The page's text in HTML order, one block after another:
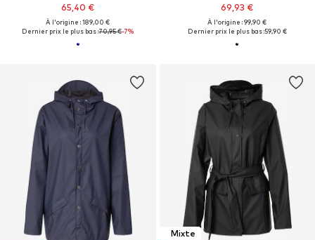
65,40 €
À l'origine : 189,00 €
Dernier prix le plus bas :70,95 €-7%
69,93 €
À l'origine : 99,90 €
Dernier prix le plus bas :59,90 €
Mixte